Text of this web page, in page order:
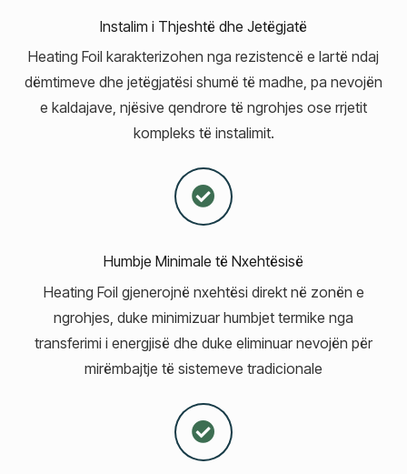
Instalim i Thjeshtë dhe Jetëgjatë
Heating Foil karakterizohen nga rezistencë e lartë ndaj
dëmtimeve dhe jetëgjatësi shumë të madhe, pa nevojën
e kaldajave, njësive qendrore të ngrohjes ose rrjetit
kompleks të instalimit.
Humbje Minimale të Nxehtësisë
Heating Foil gjenerojnë nxehtësi direkt në zonën e
ngrohjes, duke minimizuar humbjet termike nga
transferimi i energjisë dhe duke eliminuar nevojën për
mirëmbajtje të sistemeve tradicionale